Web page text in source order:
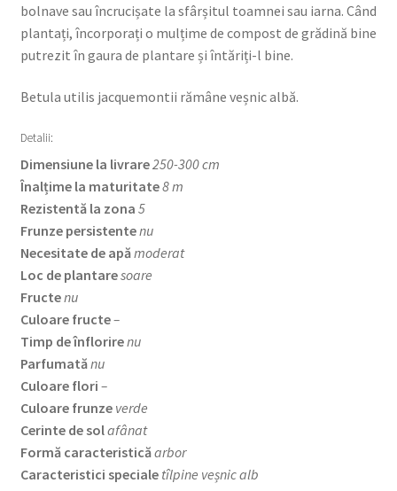
bolnave sau încrucișate la sfârșitul toamnei sau iarna. Când
plantați, încorporați o mulțime de compost de grădină bine
putrezit în gaura de plantare și întăriți-l bine.
Betula utilis jacquemontii rămâne veșnic albă.
Detalii:
Dimensiune la livrare250-300 cm
Înalțime la maturitate8 m
Rezistentă la zona 5
Frunze persistentenu
Necesitate de apămoderat
Loc de plantaresoare
Fructenu
Culoare fructe–
Timp de înflorirenu
Parfumatănu
Culoare flori –
Culoare frunze verde
Cerinte de solafânat
Formă caracteristicăarbor
Caracteristici speciale tîlpine veșnic alb